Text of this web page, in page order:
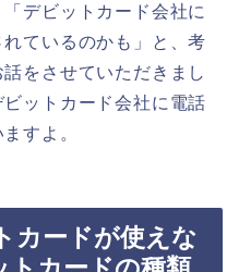
デビットカード会社に
ているのかも」と、考
をさせていただきまし
ットカード会社に電話
すよ。
カードが使えな